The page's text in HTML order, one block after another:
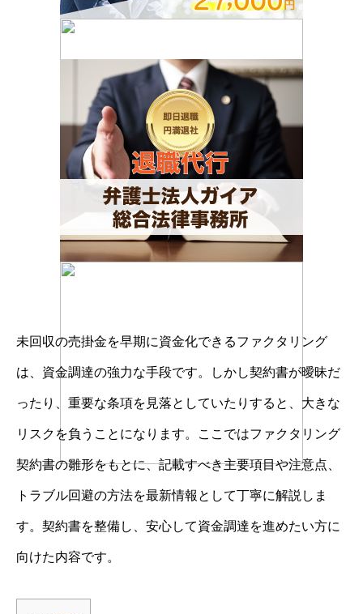
未回収の売掛金を早期に資金化できるファクタリング
は、資金調達の強力な手段です。しかし契約書が曖昧だ
ったり、重要な条項を見落としていたりすると、大きな
リスクを負うことになります。ここではファクタリング
契約書の雛形をもとに、記載すべき主要項目や注意点、
トラブル回避の方法を最新情報として丁寧に解説しま
す。契約書を整備し、安心して資金調達を進めたい方に
向けた内容です。